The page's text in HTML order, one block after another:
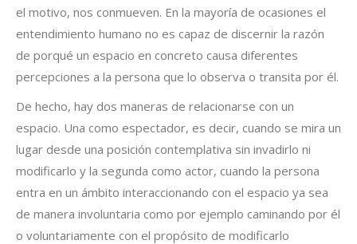
el motivo, nos conmueven. En la mayoría de ocasiones el
entendimiento humano no es capaz de discernir la razón
de porqué un espacio en concreto causa diferentes
percepciones a la persona que lo observa o transita por él.
De hecho, hay dos maneras de relacionarse con un
espacio. Una como espectador, es decir, cuando se mira un
lugar desde una posición contemplativa sin invadirlo ni
modificarlo y la segunda como actor, cuando la persona
entra en un ámbito interaccionando con el espacio ya sea
de manera involuntaria como por ejemplo caminando por él
o voluntariamente con el propósito de modificarlo